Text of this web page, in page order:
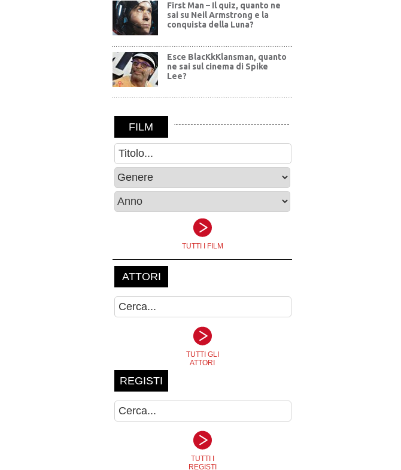
First Man – Il quiz, quanto ne
sai su Neil Armstrong e la
conquista della Luna?
Esce BlacKkKlansman, quanto
ne sai sul cinema di Spike
Lee?